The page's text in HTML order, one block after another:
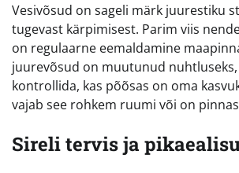
Vesivõsud on sageli märk juurestiku
tugevast kärpimisest. Parim viis
on regulaarne eemaldamine
juurevõsud on muutunud
kontrollida, kas põõsas on oma
vajab see rohkem ruumi või on
Sireli tervis ja